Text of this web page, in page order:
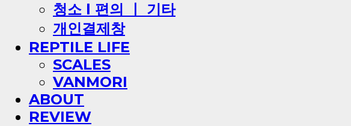
청소 l 편의 ㅣ 기타
개인결제창
REPTILE LIFE
SCALES
VANMORI
ABOUT
REVIEW